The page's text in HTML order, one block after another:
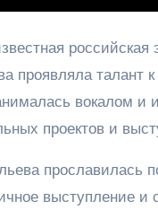
проявляла
вокалом
проектов и
прославилась
выступление